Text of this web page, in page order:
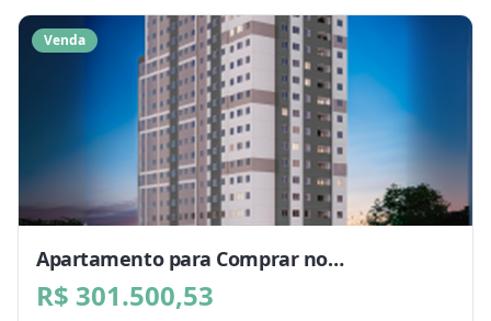
Venda
Apartamento para Comprar no
Americanopolis, Sao Paulo - SP
R$ 301.500,53